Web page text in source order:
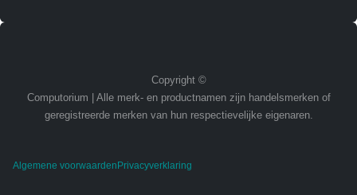
Copyright ©
Computorium | Alle merk- en productnamen zijn handelsmerken of
geregistreerde merken van hun respectievelijke eigenaren.
Algemene voorwaardenPrivacyverklaring